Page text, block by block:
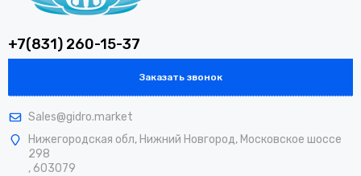
+7(831) 260-15-37
Заказать звонок
Sales@gidro.market
Нижегородская обл, Нижний Новгород, Московское шоссе
298
, 603079